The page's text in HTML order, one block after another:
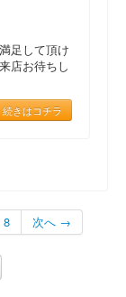
足して頂け
店お待ちし
続きはコチラ
8 次へ →